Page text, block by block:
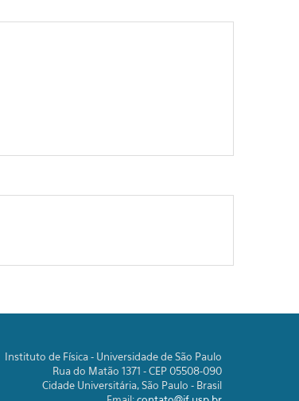
Instituto de Física - Universidade de São Paulo
Rua do Matão 1371 - CEP 05508-090
Cidade Universitária, São Paulo - Brasil